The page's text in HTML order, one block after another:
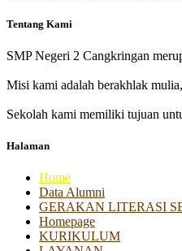
Tentang Kami
SMP Negeri 2 Cangkringan
Misi kami adalah berakhlak
Sekolah kami memiliki tujuan
Halaman
Home
Data Alumni
GERAKAN LITERASI
Homepage
KURIKULUM